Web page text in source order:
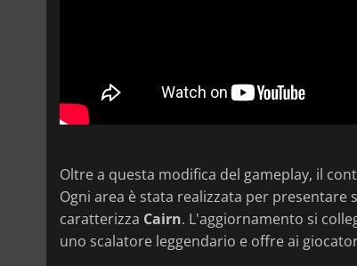
Oltre a questa modifica del gameplay, il
Ogni area è stata realizzata per
caratterizza Cairn. L'aggiornamento si
uno scalatore leggendario e offre ai